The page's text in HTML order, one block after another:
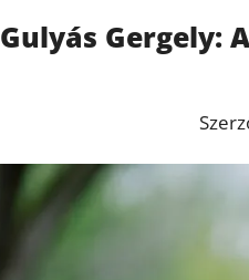
Gulyás Gergely: